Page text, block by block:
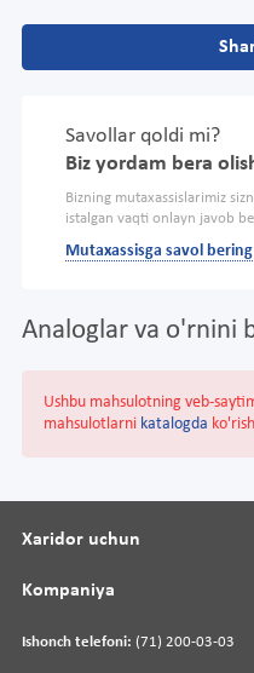
Savollar qoldi mi?
Biz yordam bera
Bizning mutaxassislarimiz
istalgan vaqti onlayn javob
Mutaxassisga savol bering
Analoglar va o'rnini
Ushbu mahsulotning veb-
mahsulotlarni katalogda
Ishonch telefoni: (71) 200-03-03
Xaridor uchun
Kompaniya